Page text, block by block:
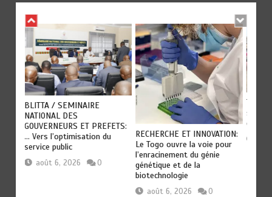
BLITTA / SEMINAIRE
NATIONAL DES
GOUVERNEURS ET PREFETS:
… Vers l’optimisation du
service public
août 6, 2026 0
RECHERCHE ET INNOVATION:
Le Togo ouvre la voie pour
l’enracinement du génie
génétique et de la
biotechnologie
août 6, 2026 0